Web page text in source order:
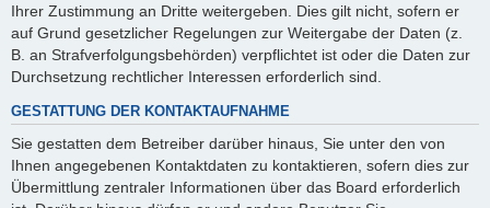
Ihrer Zustimmung an Dritte weitergeben. Dies gilt nicht, sofern er
auf Grund gesetzlicher Regelungen zur Weitergabe der Daten (z.
B. an Strafverfolgungsbehörden) verpflichtet ist oder die Daten zur
Durchsetzung rechtlicher Interessen erforderlich sind.
GESTATTUNG DER KONTAKTAUFNAHME
Sie gestatten dem Betreiber darüber hinaus, Sie unter den von
Ihnen angegebenen Kontaktdaten zu kontaktieren, sofern dies zur
Übermittlung zentraler Informationen über das Board erforderlich